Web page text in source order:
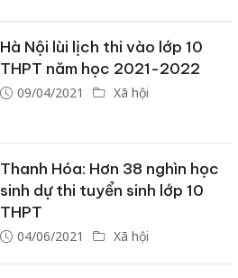
Hà Nội lùi lịch thi vào lớp 10
THPT năm học 2021-2022
09/04/2021 Xã hội
Thanh Hóa: Hơn 38 nghìn học
sinh dự thi tuyển sinh lớp 10
THPT
04/06/2021 Xã hội